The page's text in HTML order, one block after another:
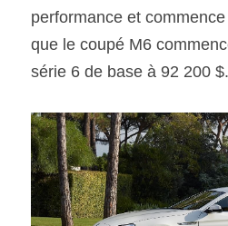
performance et
que le coupé M6
série 6 de base à 92 200 $.